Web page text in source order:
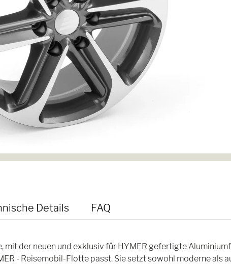
Details FAQ
mit der neuen und exklusiv für HYMER gefertigte
- Reisemobil-Flotte passt. Sie setzt sowohl moderne als